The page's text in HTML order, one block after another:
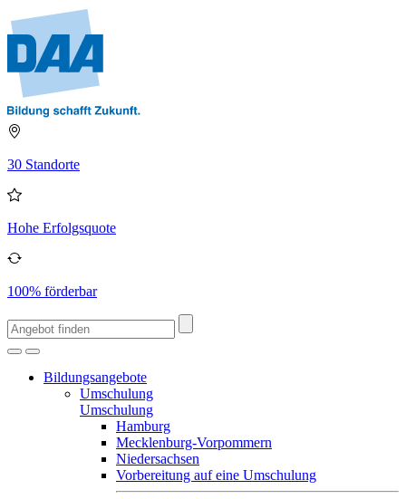
30 Standorte
Hohe Erfolgsquote
100% förderbar
Bildungsangebote
Umschulung
Umschulung
Hamburg
Mecklenburg-Vorpommern
Niedersachsen
Vorbereitung auf eine Umschulung